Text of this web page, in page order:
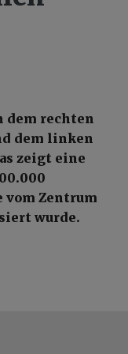
dem rechten
dem linken
zeigt eine
vom Zentrum
wurde.